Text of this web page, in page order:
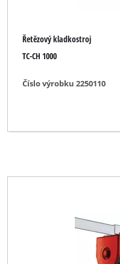
Řetězový kladkostroj
TC-CH 1000
Číslo výrobku 2250110